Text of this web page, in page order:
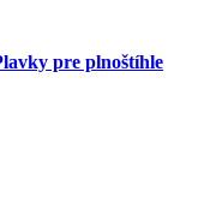
pre plnoštíhle